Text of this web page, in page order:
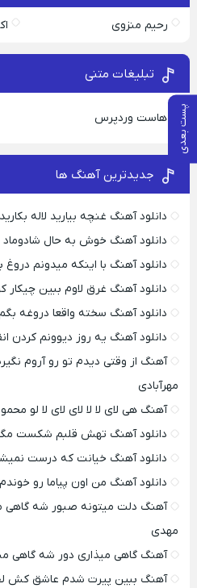
پست بعدی
رحیم منزوی
تبلیغات متنی
هاست وردپرس
جدیدترین آهنگ ها
دانلود آهنگ غنچه بیارید لاله
دانلود آهنگ خوش به حال
دانلود آهنگ با اینکه میدونم
دانلود آهنگ غرق لاوم ببین چیکار
دانلود آهنگ سخته واقعا دروغه
دانلود آهنگ یه روز دیوونم
آهنگ از وقتی دیدم تو رو آروم
مهرآبادی
آهنگ هی لای لا لا لای لای لا لو
دانلود آهنگ تهش قلبم شکست
دانلود آهنگ خیانت که درست
دانلود آهنگ من اون پیاما رو
آهنگ دلت میتونه صبور شه
مهدی
آهنگ گاهی میذاری دور شه
آهنگ ببین پیرت شدم عاشق کش